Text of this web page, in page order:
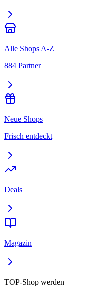
Alle Shops A-Z
884 Partner
Neue Shops
Frisch entdeckt
Deals
Magazin
TOP-Shop werden